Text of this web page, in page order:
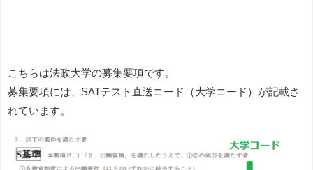
こちらは法政大学の募集要項です。
募集要項には、SATテスト直送コード（大学コード）が記載さ
れています。